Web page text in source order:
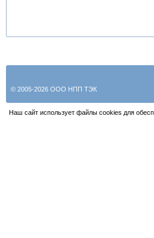
© 2005-2026 ООО НПП ТЭК
Наш сайт использует файлы cookies для